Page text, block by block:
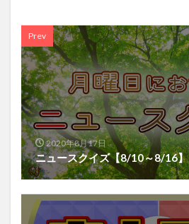
Prev
2020年8月17日
ニュースクイズ【8/10～8/16】